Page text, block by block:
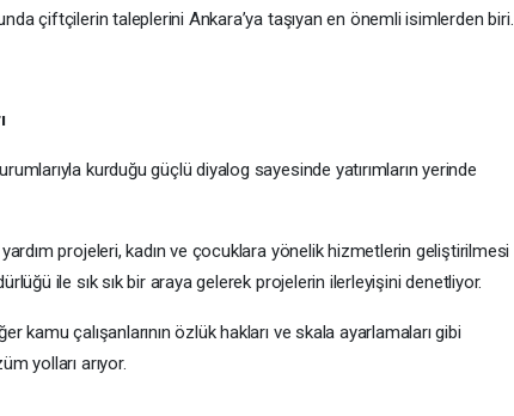
çiftçilerin taleplerini Ankara’ya taşıyan en önemli isimlerden biri.
kurduğu güçlü diyalog sayesinde yatırımların yerinde
projeleri, kadın ve çocuklara yönelik hizmetlerin geliştirilmesi
ile sık sık bir araya gelerek projelerin ilerleyişini denetliyor.
kamu çalışanlarının özlük hakları ve skala ayarlamaları gibi
yolları arıyor.